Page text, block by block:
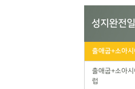
성지완전
출애굽+소아
출애굽+소아
럽